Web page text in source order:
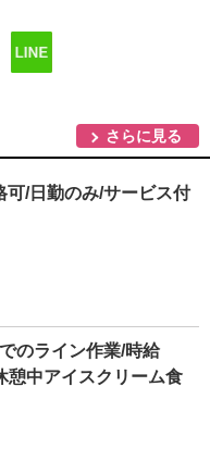
さらに見る
可/日勤のみ/サービス付
のライン作業/時給
憩中アイスクリーム食